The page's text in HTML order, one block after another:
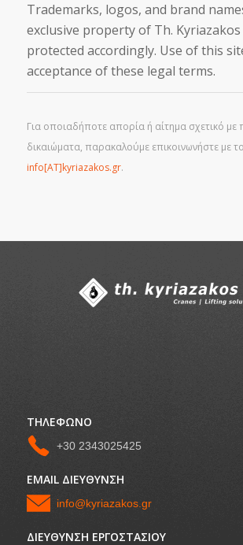
Trademarks, logos, and brand
exclusive property of Th. Kyriazakos
protected accordingly. Use of this
acceptance of these legal terms.
Για οποιαδήποτε απορία ή αίτημα σχετικό με
δικαιώματα, παρακαλούμε επικοινωνήστε με το
info[AT]kyriazakos.gr.
ΤΗΛΕΦΩΝΟ
+30 2343025425
EMAIL ΔΙΕΥΘΥΝΣΗ
info@kyriazakos.gr
ΔΙΕΥΘΥΝΣΗ ΕΡΓΟΣΤΑΣΙΟΥ